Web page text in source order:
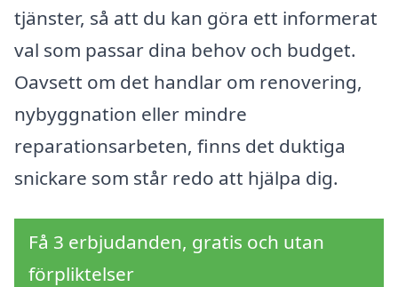
tjänster, så att du kan göra ett informerat
val som passar dina behov och budget.
Oavsett om det handlar om renovering,
nybyggnation eller mindre
reparationsarbeten, finns det duktiga
snickare som står redo att hjälpa dig.
Få 3 erbjudanden, gratis och utan
förpliktelser